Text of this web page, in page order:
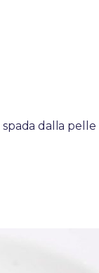
dalla pelle